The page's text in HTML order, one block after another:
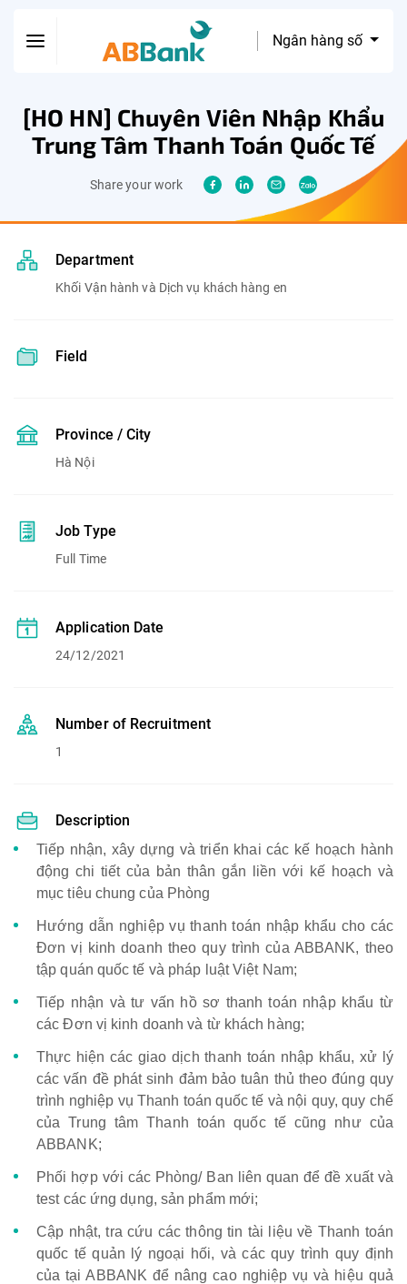
Ngân hàng số
[HO HN] Chuyên Viên Nhập Khẩu
Trung Tâm Thanh Toán Quốc Tế
Share your work
Department
Khối Vận hành và Dịch vụ khách hàng en
Field
Province / City
Hà Nội
Job Type
Full Time
Application Date
24/12/2021
Number of Recruitment
1
Description
Tiếp nhận, xây dựng và triển khai các kế hoạch hành
động chi tiết của bản thân gắn liền với kế hoạch và
mục tiêu chung của Phòng
Hướng dẫn nghiệp vụ thanh toán nhập khẩu cho các
Đơn vị kinh doanh theo quy trình của ABBANK, theo
tập quán quốc tế và pháp luật Việt Nam;
Tiếp nhận và tư vấn hồ sơ thanh toán nhập khẩu từ
các Đơn vị kinh doanh và từ khách hàng;
Thực hiện các giao dịch thanh toán nhập khẩu, xử lý
các vấn đề phát sinh đảm bảo tuân thủ theo đúng quy
trình nghiệp vụ Thanh toán quốc tế và nội quy, quy chế
của Trung tâm Thanh toán quốc tế cũng như của
ABBANK;
Phối hợp với các Phòng/ Ban liên quan để đề xuất và
test các ứng dụng, sản phẩm mới;
Cập nhật, tra cứu các thông tin tài liệu về Thanh toán
quốc tế quản lý ngoại hối, và các quy trình quy định
của tại ABBANK để nâng cao nghiệp vụ và hiệu quả